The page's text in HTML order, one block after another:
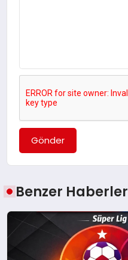
Gönder
Benzer Haberler